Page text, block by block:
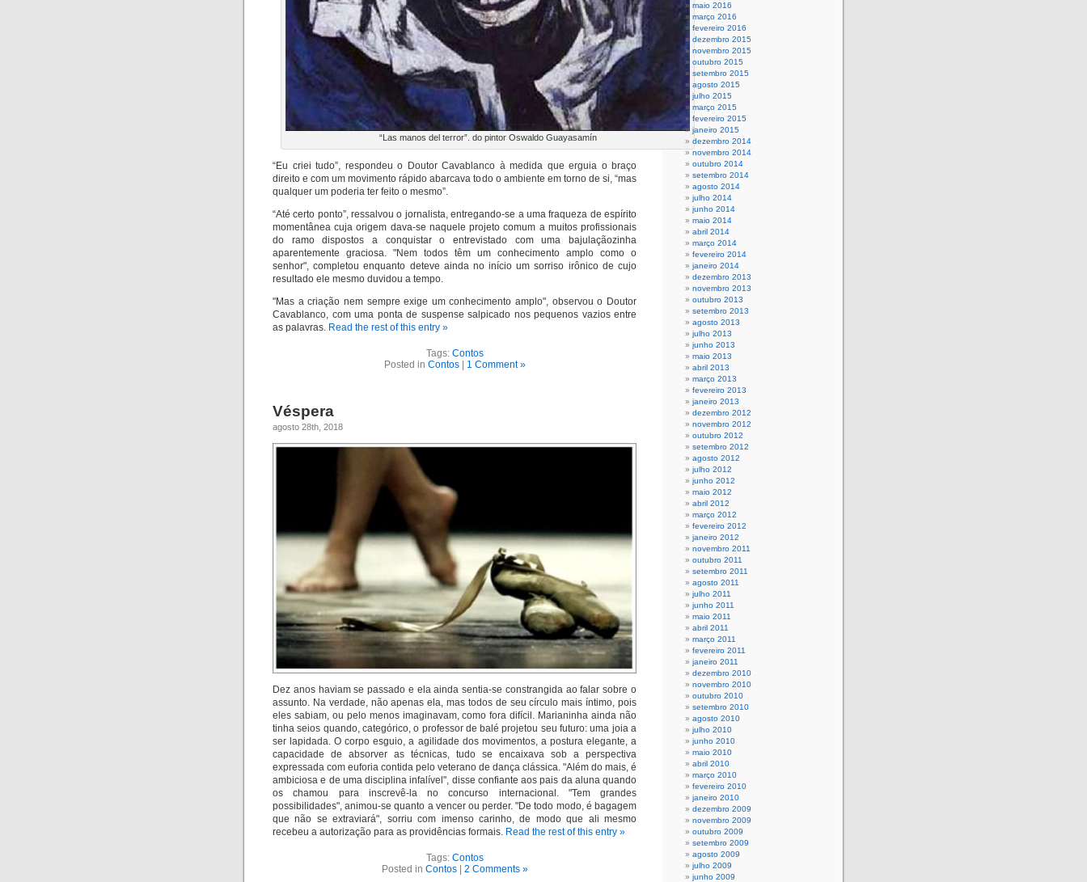
“Las manos del terror”. do pintor Oswaldo Guayasamín
“Eu criei tudo”, respondeu o Doutor Cavablanco à medida que erguia o braço
direito e com um movimento rápido abarcava todo o ambiente em torno de si, “mas
qualquer um poderia ter feito o mesmo”.
“Até certo ponto”, ressalvou o jornalista, entregando-se a uma fraqueza de espírito
momentânea cuja origem dava-se naquele projeto comum a muitos profissionais
do ramo dispostos a conquistar o entrevistado com uma bajulaçãozinha
aparentemente graciosa. "Nem todos têm um conhecimento amplo como o
senhor", completou enquanto deteve ainda no início um sorriso irônico de cujo
resultado ele mesmo duvidou a tempo.
"Mas a criação nem sempre exige um conhecimento amplo", observou o Doutor
Cavablanco, com uma ponta de suspense salpicado nos pequenos vazios entre
as palavras. Read the rest of this entry »
Tags: Contos
Posted in Contos| 1 Comment »
Véspera
agosto 28th, 2018
Dez anos haviam se passado e ela ainda sentia-se constrangida ao falar sobre o
assunto. Na verdade, não apenas ela, mas todos de seu círculo mais íntimo, pois
eles sabiam, ou pelo menos imaginavam, como fora difícil. Marianinha ainda não
tinha seios quando, categórico, o professor de balé projetou seu futuro: uma joia a
ser lapidada. O corpo esguio, a agilidade dos movimentos, a postura elegante, a
capacidade de absorver as técnicas, tudo se encaixava sob a perspectiva
expressada com euforia contida pelo veterano de dança clássica. "Além do mais, é
ambiciosa e de uma disciplina infalível", disse confiante aos pais da aluna quando
os chamou para inscrevê-la no concurso internacional. "Tem grandes
possibilidades", animou-se quanto a vencer ou perder. "De todo modo, é bagagem
que não se extraviará", sorriu com imenso carinho, de modo que ali mesmo
recebeu a autorização para as providências formais. Read the rest of this entry »
Tags: Contos
Posted in Contos| 2 Comments »
maio 2016
março 2016
fevereiro 2016
dezembro 2015
novembro 2015
outubro 2015
setembro 2015
agosto 2015
julho 2015
março 2015
fevereiro 2015
janeiro 2015
dezembro 2014
novembro 2014
outubro 2014
setembro 2014
agosto 2014
julho 2014
junho 2014
maio 2014
abril 2014
março 2014
fevereiro 2014
janeiro 2014
dezembro 2013
novembro 2013
outubro 2013
setembro 2013
agosto 2013
julho 2013
junho 2013
maio 2013
abril 2013
março 2013
fevereiro 2013
janeiro 2013
dezembro 2012
novembro 2012
outubro 2012
setembro 2012
agosto 2012
julho 2012
junho 2012
maio 2012
abril 2012
março 2012
fevereiro 2012
janeiro 2012
novembro 2011
outubro 2011
setembro 2011
agosto 2011
julho 2011
junho 2011
maio 2011
abril 2011
março 2011
fevereiro 2011
janeiro 2011
dezembro 2010
novembro 2010
outubro 2010
setembro 2010
agosto 2010
julho 2010
junho 2010
maio 2010
abril 2010
março 2010
fevereiro 2010
janeiro 2010
dezembro 2009
novembro 2009
outubro 2009
setembro 2009
agosto 2009
julho 2009
junho 2009